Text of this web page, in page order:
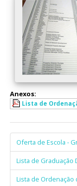
Anexos:
Lista de
Oferta de Escola -
Lista de Graduação
Lista de Ordenação